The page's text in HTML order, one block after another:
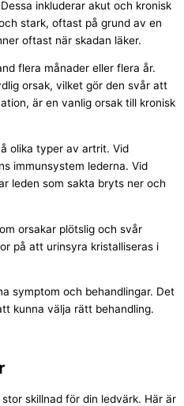
inkluderar akut och kronisk
stark, oftast på grund av en
oftast när skadan läker.
flera månader eller flera år.
orsak, vilket gör den svår att
är en vanlig orsak till kronisk
olika typer av artrit. Vid
immunsystem lederna. Vid
leden som sakta bryts ner och
orsakar plötslig och svår
på att urinsyra kristalliseras i
symptom och behandlingar. Det
kunna välja rätt behandling.
skillnad för din ledvärk. Här är